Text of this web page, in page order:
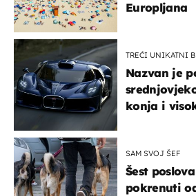
Europljana
TREĆI UNIKATNI
Nazvan je
konja i
SAM SVOJ ŠEF
Šest
pokrenuti